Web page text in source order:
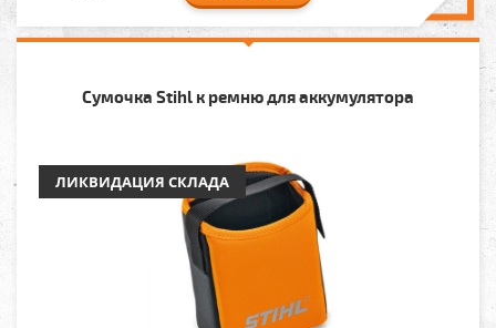
Сумочка Stihl к ремню для аккумулятора
ЛИКВИДАЦИЯ СКЛАДА